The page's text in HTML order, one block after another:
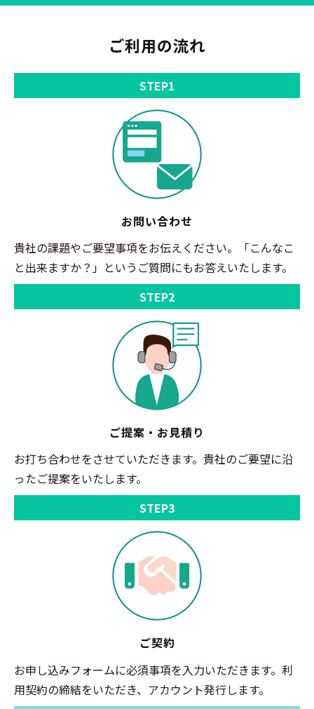
ご利用の流れ
STEP1
お問い合わせ
貴社の課題やご要望事項をお伝えください。「こんなこ
と出来ますか？」というご質問にもお答えいたします。
STEP2
ご提案・お見積り
お打ち合わせをさせていただきます。貴社のご要望に沿
ったご提案をいたします。
STEP3
ご契約
お申し込みフォームに必須事項を入力いただきます。利
用契約の締結をいただき、アカウント発行します。